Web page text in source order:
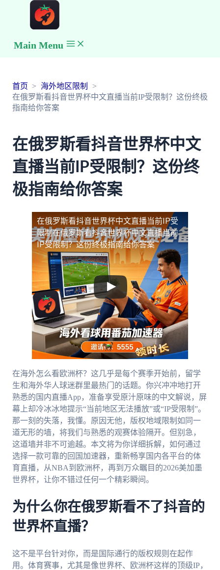
Main Menu
首页
海外地区限制
在俄罗斯看抖音世界杯中文直播当前IP受限制？这份终极
指南给你答案
在俄罗斯看抖音世界杯中文
直播当前IP受限制？这份终
极指南给你答案
在俄罗斯看抖音世界杯中文直播当前IP受
限制在俄罗斯看抖音世界杯中文直播当前
IP受限制？这份终极指南给你答案
在海外怎么看欧洲杯？这几乎是每个赛季开始前，留学
生和海外华人球迷群里最热门的话题。你兴冲冲地打开
熟悉的国内直播App，准备享受原汁原味的中文解说，屏
幕上却冷冰冰地提示“当前地区无法播放”或“IP受限制”。
那一刻的失落，我懂。原因无他，版权地域限制如同一
道无形的墙，将我们与熟悉的观赛体验隔开。但别急，
这道墙并非不可逾越。本文将为你详细拆解，如何通过
选择一款可靠的回国加速器，重新畅享国内各平台的体
育直播，从NBA到欧洲杯，再到万众瞩目的2026美加墨
世界杯，让你不错过任何一个精彩瞬间。
为什么你在俄罗斯看不了抖音的
世界杯直播？
这不是平台针对你，而是国际通行的版权规则在起作
用。体育赛事，尤其是像世界杯、欧洲杯这样的顶级IP，